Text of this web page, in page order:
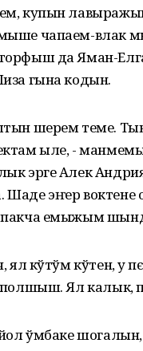
купын
чапаем-влак
да Яман-
гына кодын.
шерем теме.
ыле, -
эрге Алек
эҥер воктене
емыжым
ял кўтўм кўтен,
Ял калык,
йол ўмбаке